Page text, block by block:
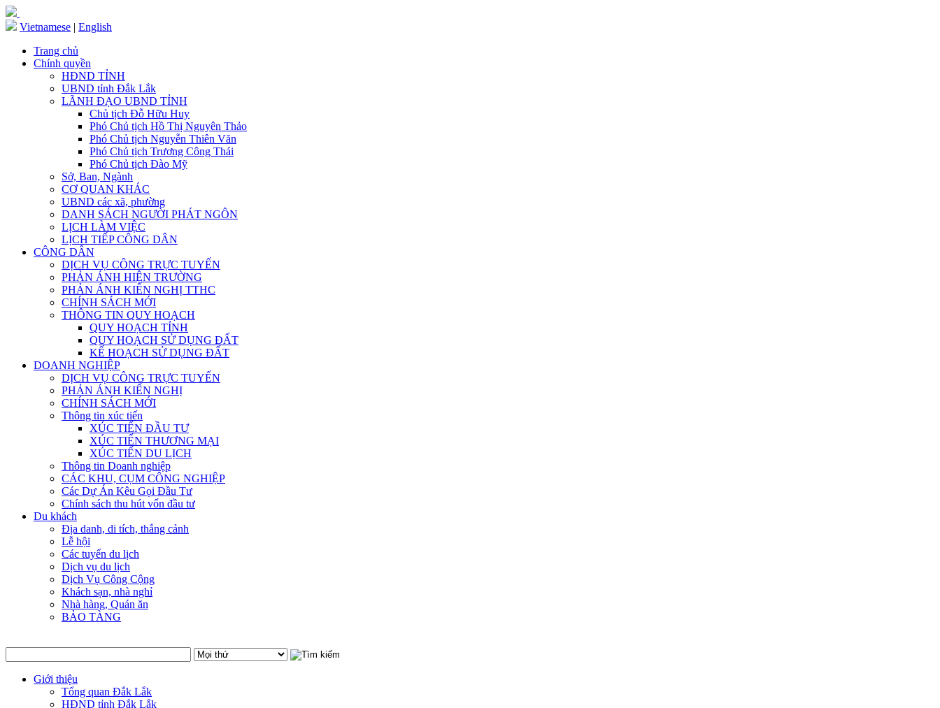
Vietnamese | English
Trang chủ
Chính quyền
HĐND TỈNH
UBND tỉnh Đắk Lắk
LÃNH ĐẠO UBND TỈNH
Chủ tịch Đỗ Hữu Huy
Phó Chủ tịch Hồ Thị Nguyên Thảo
Phó Chủ tịch Nguyễn Thiên Văn
Phó Chủ tịch Trương Công Thái
Phó Chủ tịch Đào Mỹ
Sở, Ban, Ngành
CƠ QUAN KHÁC
UBND các xã, phường
DANH SÁCH NGƯỜI PHÁT NGÔN
LỊCH LÀM VIỆC
LỊCH TIẾP CÔNG DÂN
CÔNG DÂN
DỊCH VỤ CÔNG TRỰC TUYẾN
PHẢN ÁNH HIỆN TRƯỜNG
PHẢN ÁNH KIẾN NGHỊ TTHC
CHÍNH SÁCH MỚI
THÔNG TIN QUY HOẠCH
QUY HOẠCH TỈNH
QUY HOẠCH SỬ DỤNG ĐẤT
KẾ HOẠCH SỬ DỤNG ĐẤT
DOANH NGHIỆP
DỊCH VỤ CÔNG TRỰC TUYẾN
PHẢN ÁNH KIẾN NGHỊ
CHÍNH SÁCH MỚI
Thông tin xúc tiến
XÚC TIẾN ĐẦU TƯ
XÚC TIẾN THƯƠNG MẠI
XÚC TIẾN DU LỊCH
Thông tin Doanh nghiệp
CÁC KHU, CỤM CÔNG NGHIỆP
Các Dự Án Kêu Gọi Đầu Tư
Chính sách thu hút vốn đầu tư
Du khách
Địa danh, di tích, thắng cảnh
Lễ hội
Các tuyến du lịch
Dịch vụ du lịch
Dịch Vụ Công Cộng
Khách sạn, nhà nghỉ
Nhà hàng, Quán ăn
BẢO TÀNG
Giới thiệu
Tổng quan Đắk Lắk
HĐND tỉnh Đắk Lắk